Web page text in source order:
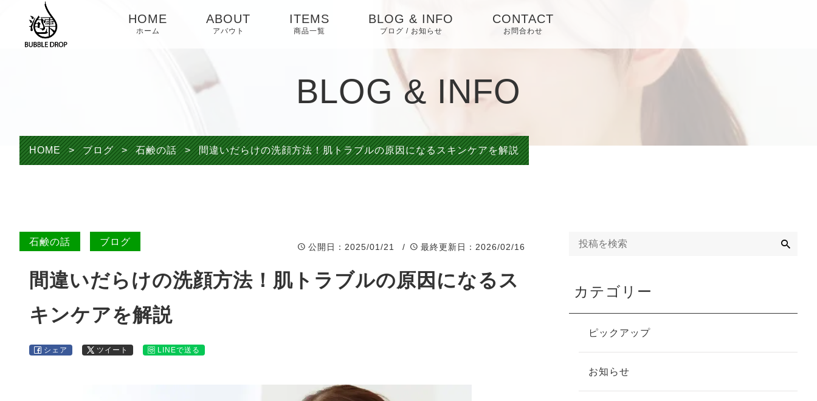
HOME
ホーム
ABOUT
アバウト
ITEMS
商品一覧
BLOG & INFO
ブログ / お知らせ
お知らせ
ブログ
CONTACT
お問合わせ
BLOG & INFO
HOME > ブログ > 石鹸の話 > 間違いだらけの洗顔方法！肌トラブルの原因になるスキンケアを解説
石鹸の話 ブログ
公開日 ：2025/01/21 / 最終更新日 ：2026/02/16
間違いだらけの洗顔方法！肌トラブルの原因になるス
キンケアを解説
シェア ツイート LINEで送る
カテゴリー
ピックアップ
お知らせ